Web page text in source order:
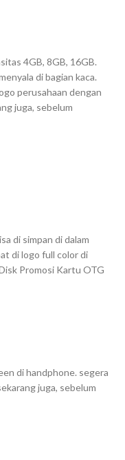
4GB, 8GB, 16GB.
di bagian kaca.
perusahaan dengan
juga, sebelum
di simpan di dalam
di logo full color di
Promosi Kartu OTG
di handphone. segera
juga, sebelum